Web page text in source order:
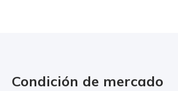
Condición de mercado